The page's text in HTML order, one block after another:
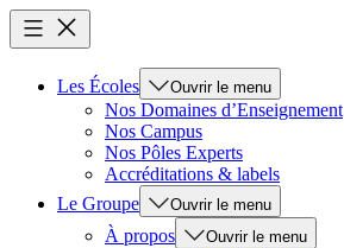
Les Écoles Ouvrir le menu
Nos Domaines d’Enseignement
Nos Campus
Nos Pôles Experts
Accréditations & labels
Le Groupe
Ouvrir le menu
À propos Ouvrir le menu